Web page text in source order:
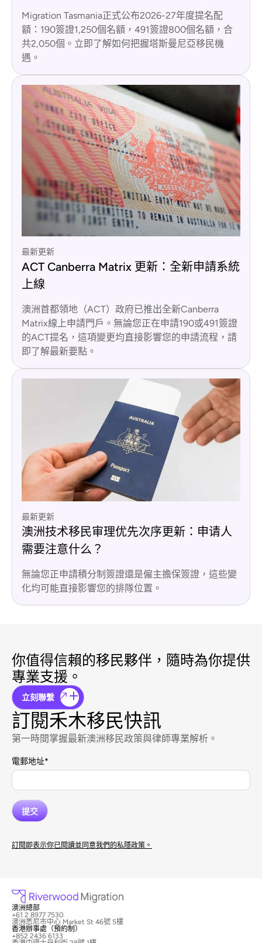
Migration Tasmania正式公布2026-27年度提名配
額：190簽證1,250個名額，491簽證800個名額，合
共2,050個。立即了解如何把握塔斯曼尼亞移民機
遇。
最新更新
ACT Canberra Matrix 更新：全新申請系統
上線
澳洲首都領地（ACT）政府已推出全新Canberra
Matrix線上申請門戶。無論您正在申請190或491簽證
的ACT提名，這項變更均直接影響您的申請流程，請
即了解最新要點。
最新更新
澳洲技术移民审理优先次序更新：申请人
需要注意什么？
無論您正申請積分制簽證還是僱主擔保簽證，這些變
化均可能直接影響您的排隊位置。
你值得信賴的移民夥伴，隨時為你提供
專業支援。
立刻聯繫
訂閱禾木移民快訊
第一時間掌握最新澳洲移民政策與律師專業解析。
電郵地址*
訂閱即表示你已閱讀並同意我們的私隱政策。
澳洲總部
+61 2 8977 7530
澳洲悉尼市中心 Market St 46號 5樓
香港辦事處（預約制）
+852 2436 6133